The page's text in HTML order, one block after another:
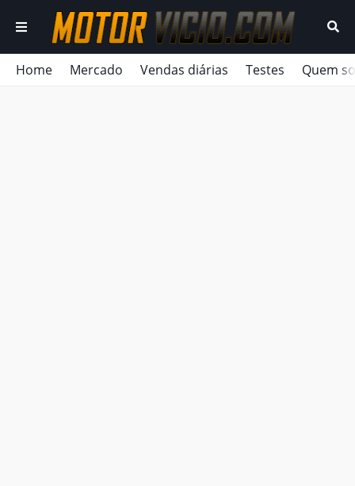
Home Mercado Vendas diárias Testes Quem